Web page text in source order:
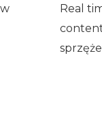
Real